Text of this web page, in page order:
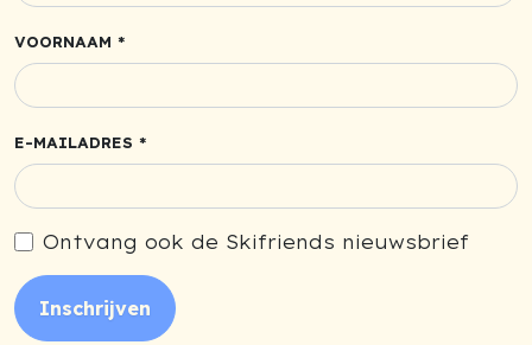
VOORNAAM *
E-MAILADRES *
Ontvang ook de Skifriends nieuwsbrief
Inschrijven